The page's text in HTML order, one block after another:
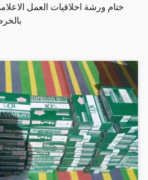
ختام ورشة اخلاقيات العمل